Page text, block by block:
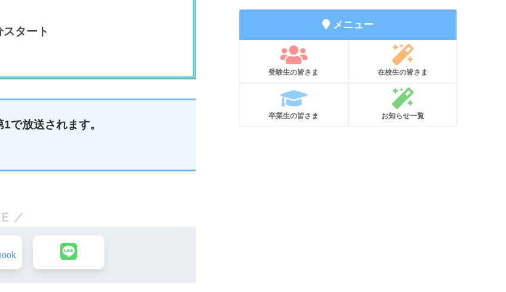
タート
で放送されます。
メニュー
受験生の皆さま 在校生の皆さま
卒業生の皆さま お知らせ一覧